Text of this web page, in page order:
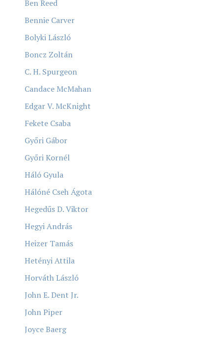
Ben Reed
Bennie Carver
Bolyki László
Boncz Zoltán
C. H. Spurgeon
Candace McMahan
Edgar V. McKnight
Fekete Csaba
Győri Gábor
Győri Kornél
Háló Gyula
Hálóné Cseh Ágota
Hegedűs D. Viktor
Hegyi András
Heizer Tamás
Hetényi Attila
Horváth László
John E. Dent Jr.
John Piper
Joyce Baerg